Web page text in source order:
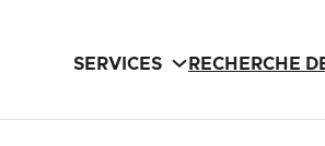
SERVICES RECHERCHE